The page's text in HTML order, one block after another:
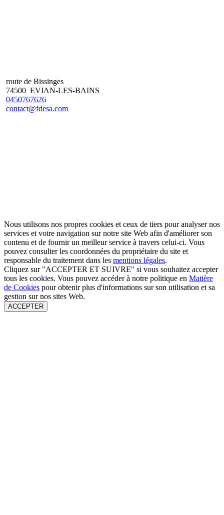
route de Bissinges
74500 EVIAN-LES-BAINS
0450767626
contact@fdesa.com
Nous utilisons nos propres cookies et ceux de tiers pour analyser nos
services et votre navigation sur notre site Web afin d'améliorer son
contenu et de fournir un meilleur service à travers celui-ci. Vous
pouvez consulter les coordonnées du propriétaire du site et
responsable du traitement dans les mentions légales.
Cliquez sur "ACCEPTER ET SUIVRE" si vous souhaitez accepter
tous les cookies. Vous pouvez accéder à notre politique en Matière
de Cookies pour obtenir plus d'informations sur son utilisation et sa
gestion sur nos sites Web.
ACCEPTER